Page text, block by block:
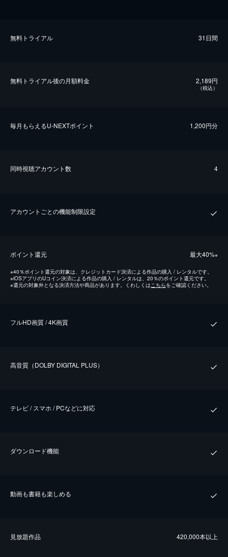
無料トライアル 31日間
無料トライアル後の⽉額料金 2,189円
（税込）
毎⽉もらえるU-NEXTポイント 1,200円分
同時視聴アカウント数 4
アカウントごとの機能制限設定
ポイント還元 最⼤40%※
※40％ポイント還元の対象は、クレジットカード決済による作品の購入 / レンタルです。
※iOSアプリのUコイン決済による作品の購入 / レンタルは、20％のポイント還元です。
※還元の対象外となる決済方法や商品があります。くわしくはこちらをご確認ください。
フルHD画質 / 4K画質
⾼⾳質（DOLBY DIGITAL PLUS）
テレビ / スマホ / PCなどに対応
ダウンロード機能
動画も書籍も楽しめる
⾒放題作品 420,000本以上